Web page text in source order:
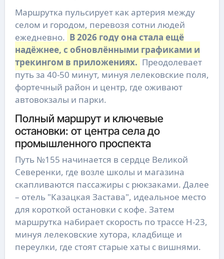
Маршрутка пульсирует как артерия между
селом и городом, перевозя сотни людей
ежедневно. В 2026 году она стала ещё
надёжнее, с обновлёнными графиками и
трекингом в приложениях. Преодолевает
путь за 40-50 минут, минуя лелековские поля,
фортечный район и центр, где оживают
автовокзалы и парки.
Полный маршрут и ключевые
остановки: от центра села до
промышленного проспекта
Путь №155 начинается в сердце Великой
Северенки, где возле школы и магазина
скапливаются пассажиры с рюкзаками. Далее
– отель "Казацкая Застава", идеальное место
для короткой остановки с кофе. Затем
маршрутка набирает скорость по трассе Н-23,
минуя лелековские хутора, кладбище и
переулки, где стоят старые хаты с вишнями.